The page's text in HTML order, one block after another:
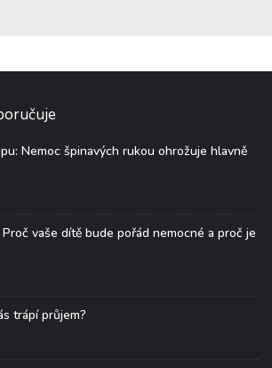
Nemoc špinavých rukou ohrožuje hlavně
vaše dítě bude pořád nemocné a proč je
trápí průjem?